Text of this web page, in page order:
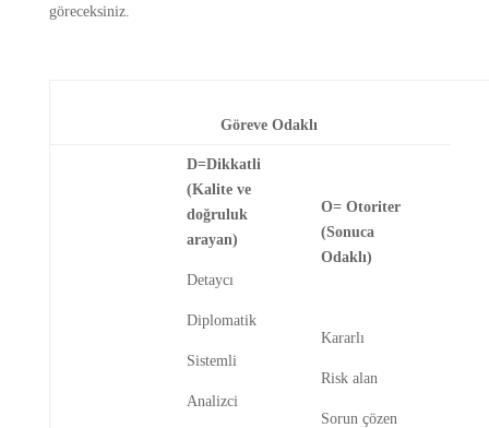
göreceksiniz.
Göreve Odaklı
D=Dikkatli
(Kalite ve
doğruluk
arayan)
Detaycı
Diplomatik
Sistemli
Analizci
O= Otoriter
(Sonuca
Odaklı)
Kararlı
Risk alan
Sorun çözen